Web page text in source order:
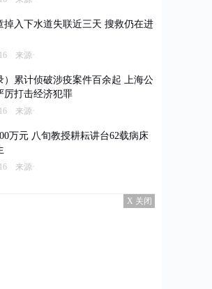
掉入下水道失联近三天 搜救仍在进
16 来源·
）累计侦破涉疫案件百余起 上海公
厉打击经济犯罪
16 来源·
万元 八旬教授耕耘讲台62载病床
16 来源·
X 关闭